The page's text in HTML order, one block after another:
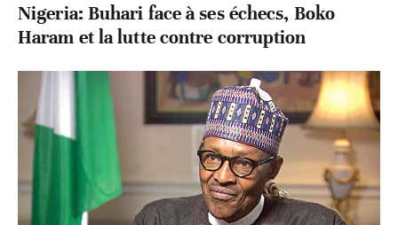
Nigeria: Buhari face à ses échecs, Boko
Haram et la lutte contre corruption